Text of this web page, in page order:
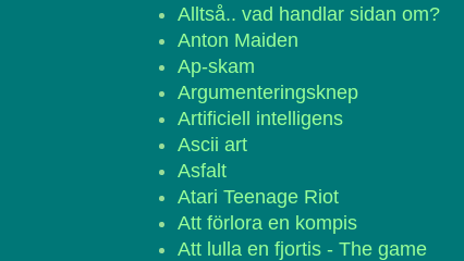
Alltså.. vad handlar sidan om?
Anton Maiden
Ap-skam
Argumenteringsknep
Artificiell intelligens
Ascii art
Asfalt
Atari Teenage Riot
Att förlora en kompis
Att lulla en fjortis - The game